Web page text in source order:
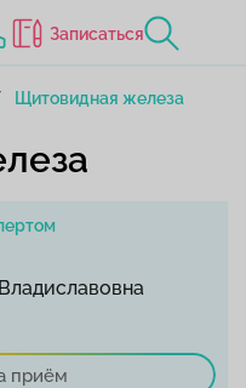
Записаться
Щитовидная железа
приём